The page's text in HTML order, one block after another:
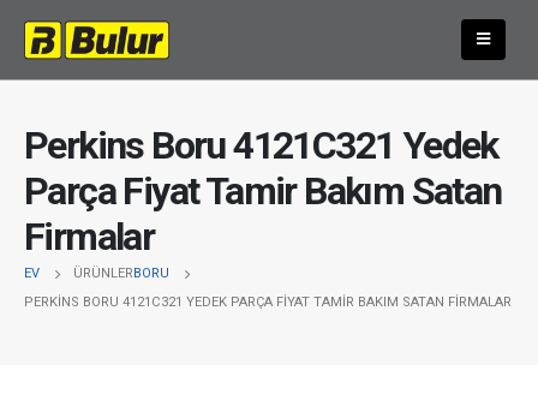
Perkins Boru 4121C321 Yedek
Parça Fiyat Tamir Bakım Satan
Firmalar
EV ÜRÜNLERBORU
PERKINS BORU 4121C321 YEDEK PARÇA FIYAT TAMIR BAKIM SATAN FIRMALAR